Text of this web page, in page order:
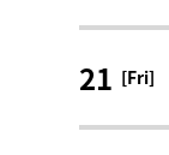
21 [Fri]